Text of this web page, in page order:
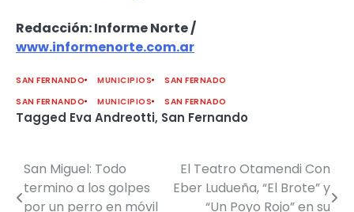
Redacción: Informe Norte /
www.informenorte.com.ar
SAN FERNANDO MUNICIPIOS
SAN FERNADO
SAN FERNANDO
MUNICIPIOS SAN FERNADO
Tagged Eva Andreotti, San Fernando
Navegación
de
San Miguel: Todo
termino a los golpes
por un perro en móvil
El Teatro Otamendi Con
Eber Ludueña, “El Brote” y
“Un Poyo Rojo” en su